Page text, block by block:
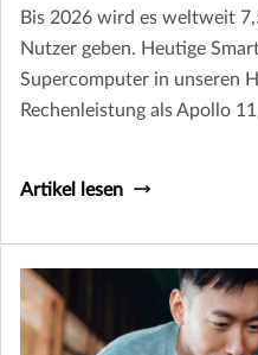
Bis 2026 wird es weltweit
Nutzer geben. Heutige
Supercomputer in unseren
Rechenleistung als Apollo 11, das Raumschiff, das zum
Artikel lesen